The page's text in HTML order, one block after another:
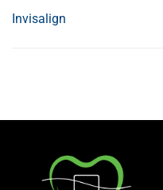
Invisalign